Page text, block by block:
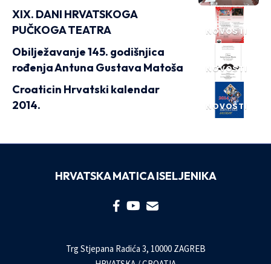
NOVOSTI
XIX. DANI HRVATSKOGA
PUČKOGA TEATRA
NOVOSTI
Obilježavanje 145. godišnjica
rođenja Antuna Gustava Matoša
NOVOSTI
Croaticin Hrvatski kalendar
2014.
HRVATSKA MATICA ISELJENIKA
Trg Stjepana Radića 3, 10000 ZAGREB